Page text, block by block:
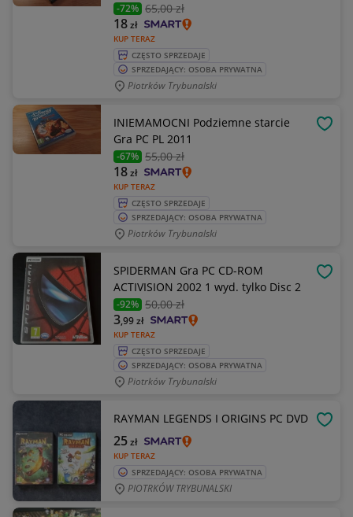
-72% 65,00 zł
KUP TERAZ
18zł
CZĘSTO SPRZEDAJE
SPRZEDAJĄCY: OSOBA PRYWATNA
Piotrków Trybunalski
INIEMAMOCNI Podziemne starcie
Gra PC PL 2011
-67% 55,00 zł
KUP TERAZ
18zł
CZĘSTO SPRZEDAJE
SPRZEDAJĄCY: OSOBA PRYWATNA
Piotrków Trybunalski
SPIDERMAN Gra PC CD-ROM
ACTIVISION 2002 1 wyd. tylko Disc 2
-92% 50,00 zł
KUP TERAZ
3,99zł
CZĘSTO SPRZEDAJE
SPRZEDAJĄCY: OSOBA PRYWATNA
Piotrków Trybunalski
RAYMAN LEGENDS I ORIGINS PC DVD
KUP TERAZ
25zł
SPRZEDAJĄCY: OSOBA PRYWATNA
PIOTRKÓW TRYBUNALSKI